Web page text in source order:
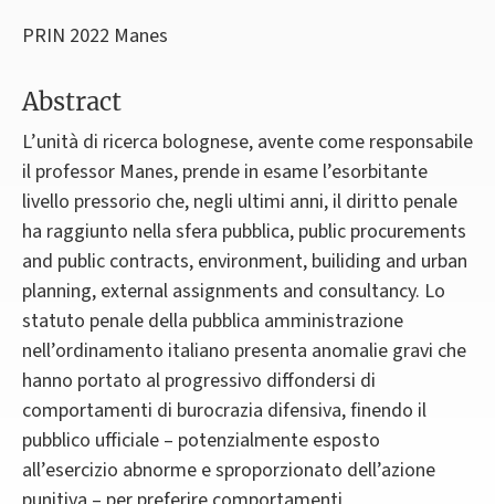
PRIN 2022 Manes
Abstract
L’unità di ricerca bolognese, avente come responsabile
il professor Manes, prende in esame l’esorbitante
livello pressorio che, negli ultimi anni, il diritto penale
ha raggiunto nella sfera pubblica, public procurements
and public contracts, environment, builiding and urban
planning, external assignments and consultancy. Lo
statuto penale della pubblica amministrazione
nell’ordinamento italiano presenta anomalie gravi che
hanno portato al progressivo diffondersi di
comportamenti di burocrazia difensiva, finendo il
pubblico ufficiale – potenzialmente esposto
all’esercizio abnorme e sproporzionato dell’azione